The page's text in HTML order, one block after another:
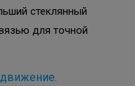
стеклянный
для точной